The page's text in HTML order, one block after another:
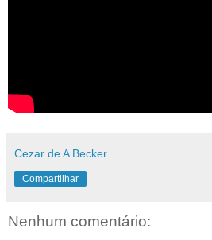
Cezar de A Becker
Compartilhar
Nenhum comentário: